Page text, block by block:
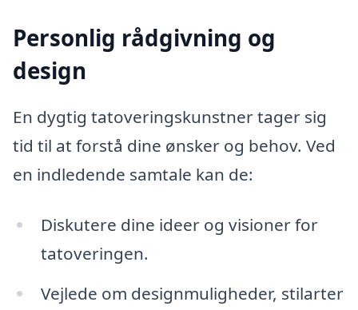
Personlig rådgivning og
design
En dygtig tatoveringskunstner tager sig
tid til at forstå dine ønsker og behov. Ved
en indledende samtale kan de:
Diskutere dine ideer og visioner for
tatoveringen.
Vejlede om designmuligheder, stilarter